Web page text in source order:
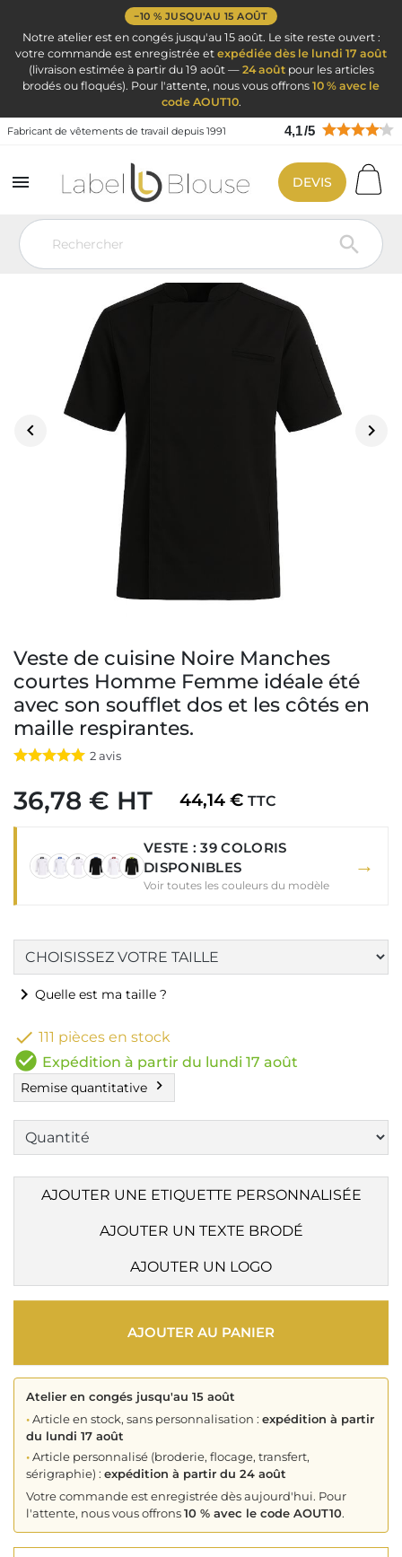
−10 % JUSQU'AU 15 AOÛT
Notre atelier est en congés jusqu'au 15 août. Le site reste ouvert :
votre commande est enregistrée et expédiée dès le lundi 17 août
(livraison estimée à partir du 19 août — 24 aoûtpour les articles
brodés ou floqués). Pour l'attente, nous vous offrons 10 % avec le
code AOUT10.
Fabricant de vêtements de travail depuis 1991 4,1/5


DEVIS
Vêtement de travail Vêtements de cuisine
Veste de cuisine
 
Veste de cuisine Noire Manches
courtes Homme Femme idéale été
avec son soufflet dos et les côtés en
maille respirantes.
2avis
36,78 € HT 44,14 € TTC
VESTE : 39 COLORIS
DISPONIBLES
Voir toutes les couleurs du modèle
→
chevron_right Quelle est ma taille ?
 111 pièces en stock
check_circle Expédition à partir du lundi 17 août
Remise quantitative chevron_right
AJOUTER UNE ETIQUETTE PERSONNALISÉE
AJOUTER UN TEXTE BRODÉ
AJOUTER UN LOGO
AJOUTER AU PANIER
Atelier en congés jusqu'au 15 août
•Article en stock, sans personnalisation : expédition à partir
du lundi 17 août
•Article personnalisé (broderie, flocage, transfert,
sérigraphie) : expédition à partir du 24 août
Votre commande est enregistrée dès aujourd'hui. Pour
l'attente, nous vous offrons10 % avec le code AOUT10.